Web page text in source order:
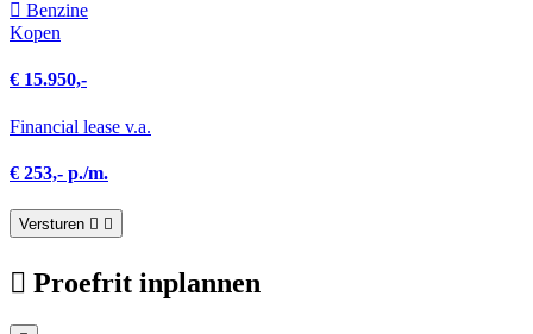
Benzine
Kopen
€ 15.950,-
Financial lease v.a.
€ 253,- p./m.
Versturen
Proefrit inplannen